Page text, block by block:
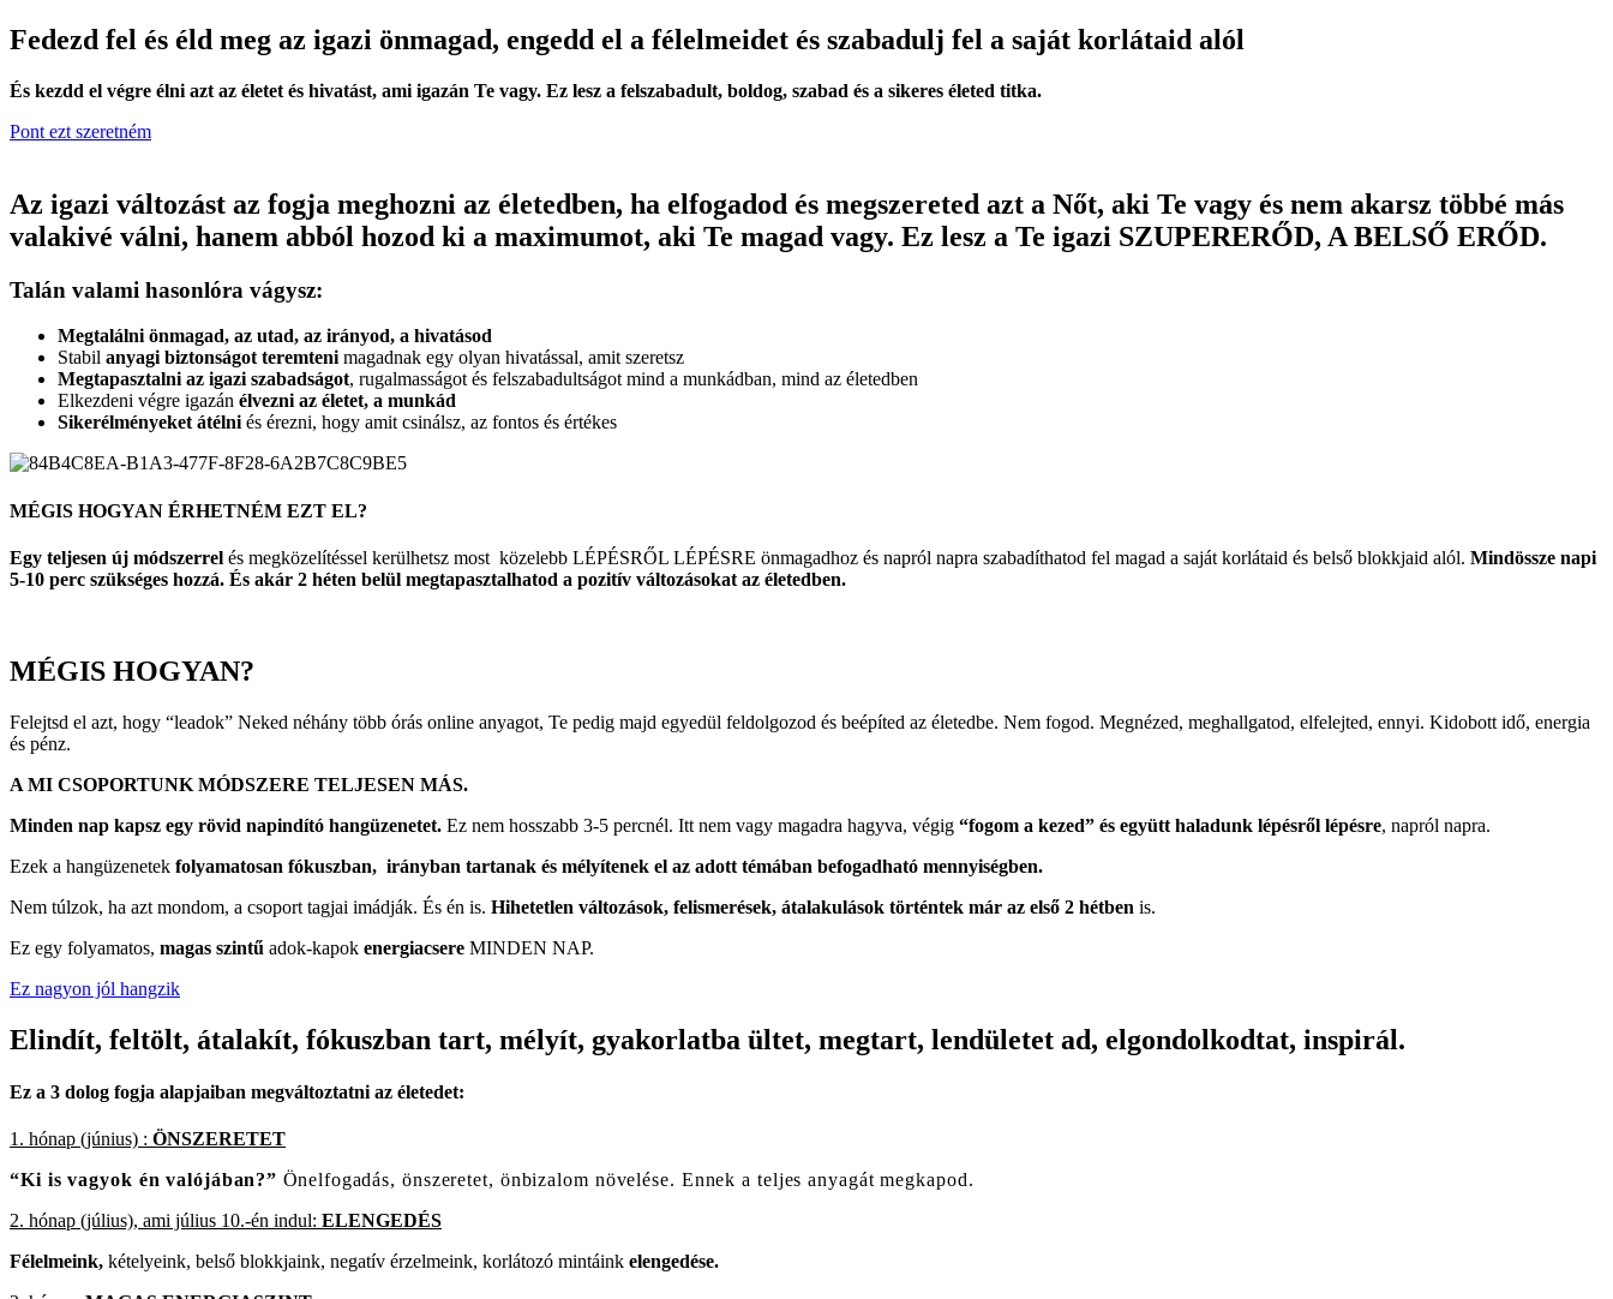
Fedezd fel és éld meg az igazi önmagad, engedd el a félelmeidet és szabadulj fel a saját korlátaid alól
És kezdd el végre élni azt az életet és hivatást, ami igazán Te vagy. Ez lesz a felszabadult, boldog, szabad és a sikeres életed titka.
Pont ezt szeretném
Az igazi változást az fogja meghozni az életedben, ha elfogadod és megszereted azt a Nőt, aki Te vagy és nem akarsz többé más
valakivé válni, hanem abból hozod ki a maximumot, aki Te magad vagy. Ez lesz a Te igazi SZUPERERŐD, A BELSŐ ERŐD.
Talán valami hasonlóra vágysz:
Megtalálni önmagad, az utad, az irányod, a hivatásod
Stabil anyagi biztonságot teremteni magadnak egy olyan hivatással, amit szeretsz
Megtapasztalni az igazi szabadságot, rugalmasságot és felszabadultságot mind a munkádban, mind az életedben
Elkezdeni végre igazán élvezni az életet, a munkád
Sikerélményeket átélni és érezni, hogy amit csinálsz, az fontos és értékes
MÉGIS HOGYAN ÉRHETNÉM EZT EL?
Egy teljesen új módszerrel és megközelítéssel kerülhetsz most közelebb LÉPÉSRŐL LÉPÉSRE önmagadhoz és napról napra szabadíthatod fel magad a saját korlátaid és belső blokkjaid alól. Mindössze napi
5-10 perc szükséges hozzá. És akár 2 héten belül megtapasztalhatod a pozitív változásokat az életedben.
MÉGIS HOGYAN?
Felejtsd el azt, hogy “leadok” Neked néhány több órás online anyagot, Te pedig majd egyedül feldolgozod és beépíted az életedbe. Nem fogod. Megnézed, meghallgatod, elfelejted, ennyi. Kidobott idő, energia
és pénz.
A MI CSOPORTUNK MÓDSZERE TELJESEN MÁS.
Minden nap kapsz egy rövid napindító hangüzenetet. Ez nem hosszabb 3-5 percnél. Itt nem vagy magadra hagyva, végig “fogom a kezed” és együtt haladunk lépésről lépésre, napról napra.
Ezek a hangüzenetek folyamatosan fókuszban, irányban tartanak és mélyítenek el az adott témában befogadható mennyiségben.
Nem túlzok, ha azt mondom, a csoport tagjai imádják. És én is. Hihetetlen változások, felismerések, átalakulások történtek már az első 2 hétben is.
Ez egy folyamatos, magas szintű adok-kapok energiacsere MINDEN NAP.
Ez nagyon jól hangzik
Elindít, feltölt, átalakít, fókuszban tart, mélyít, gyakorlatba ültet, megtart, lendületet ad, elgondolkodtat, inspirál.
Ez a 3 dolog fogja alapjaiban megváltoztatni az életedet:
1. hónap (június) : ÖNSZERETET
“Ki is vagyok én valójában?”Önelfogadás, önszeretet, önbizalom növelése. Ennek a teljes anyagát megkapod.
2. hónap (július), ami július 10.-én indul: ELENGEDÉS
Félelmeink, kételyeink, belső blokkjaink, negatív érzelmeink, korlátozó mintáink elengedése.